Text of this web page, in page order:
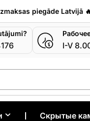
piegāde Latvijā
I-V
❘ Скрытые